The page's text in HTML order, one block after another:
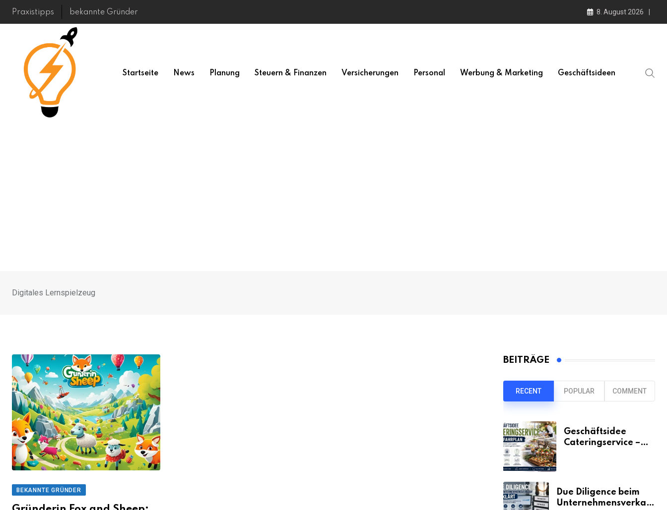
Skip
Praxistipps bekannte Gründer 8. August 2026
Startseite News Planung Steuern & Finanzen Versicherungen Personal Werbung & Marketing Geschäftsideen
Digitales Lernspielzeug
BEKANNTE GRÜNDER
BEITRÄGE
RECENT POPULAR COMMENT
Geschäftsidee
Cateringservice –
Due Diligence beim
Unternehmensverkauf